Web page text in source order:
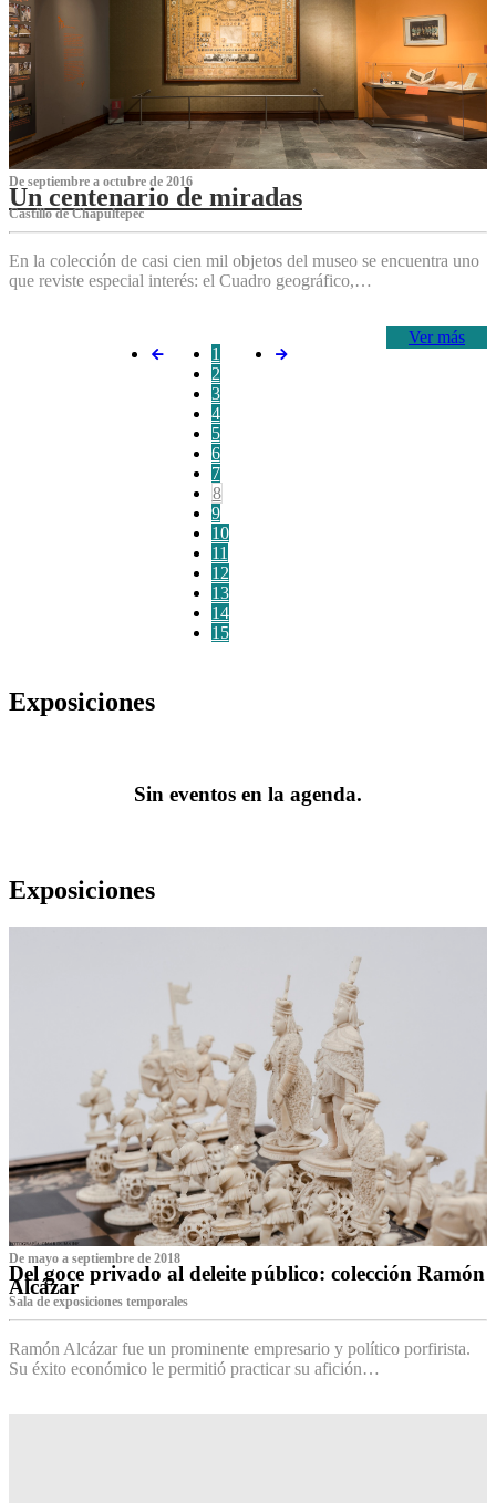
De septiembre a octubre de 2016
Un centenario de miradas
Castillo de Chapultepec
En la colección de casi cien mil objetos del museo se encuentra uno
que reviste especial interés: el Cuadro geográfico,…
Ver más
1
2
3
4
5
6
7
8
9
10
11
12
13
14
15
Exposiciones
Sin eventos en la agenda.
Exposiciones
De mayo a septiembre de 2018
Del goce privado al deleite público: colección Ramón
Alcázar
Sala de exposiciones temporales
Ramón Alcázar fue un prominente empresario y político porfirista.
Su éxito económico le permitió practicar su afición…